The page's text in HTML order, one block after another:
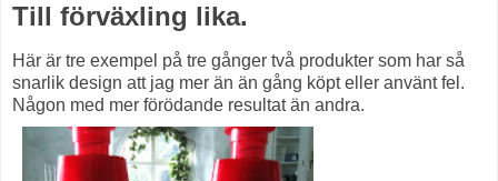
Till förväxling lika.
Här är tre exempel på tre gånger två produkter som har så
snarlik design att jag mer än än gång köpt eller använt fel.
Någon med mer förödande resultat än andra.